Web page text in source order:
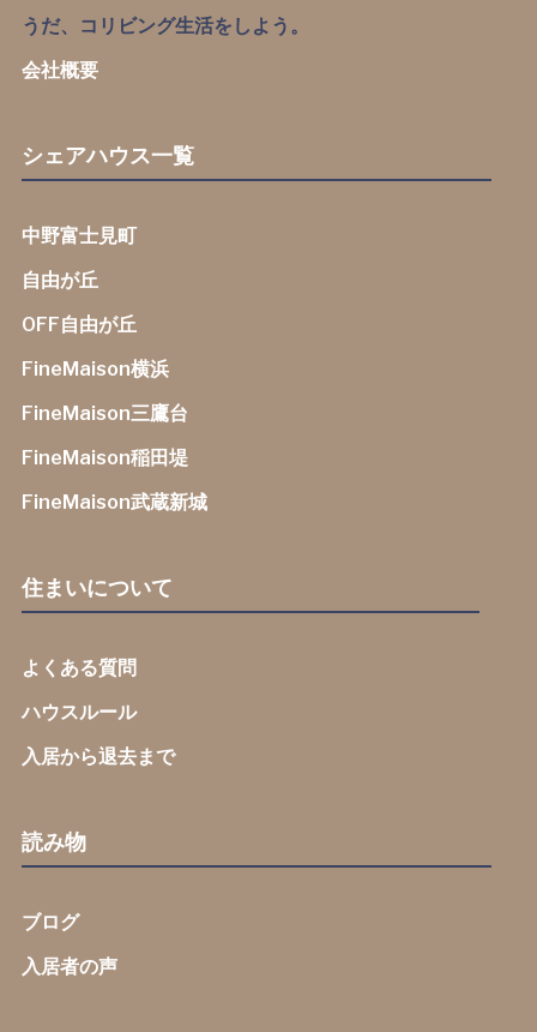
うだ、コリビング生活をしよう。
会社概要
シェアハウス一覧
中野富士見町
自由が丘
OFF自由が丘
FineMaison横浜
FineMaison三鷹台
FineMaison稲田堤
FineMaison武蔵新城
住まいについて
よくある質問
ハウスルール
入居から退去まで
読み物
ブログ
入居者の声